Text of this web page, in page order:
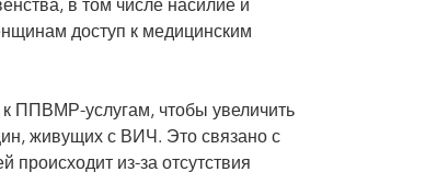
в том числе насилие и
доступ к медицинским
к ППВМР-услугам, чтобы увеличить
живущих с ВИЧ. Это связано с
из-за отсутствия